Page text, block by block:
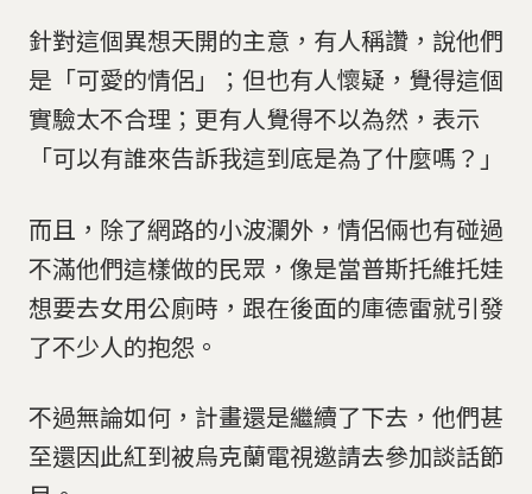
針對這個異想天開的主意，有人稱讚，說他們
是「可愛的情侶」；但也有人懷疑，覺得這個
實驗太不合理；更有人覺得不以為然，表示
「可以有誰來告訴我這到底是為了什麼嗎？」
而且，除了網路的小波瀾外，情侶倆也有碰過
不滿他們這樣做的民眾，像是當普斯托維托娃
想要去女用公廁時，跟在後面的庫德雷就引發
了不少人的抱怨。
不過無論如何，計畫還是繼續了下去，他們甚
至還因此紅到被烏克蘭電視邀請去參加談話節